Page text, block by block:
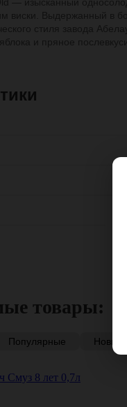
товары:
Популярные Новинки